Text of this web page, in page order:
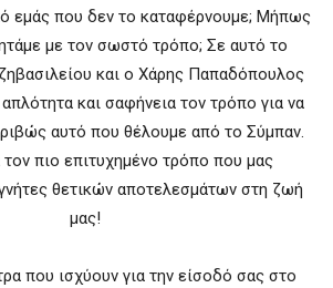
εμάς που δεν το καταφέρνουμε; Μήπως
με τον σωστό τρόπο; Σε αυτό το
και ο Χάρης Παπαδόπουλος
και σαφήνεια τον τρόπο για να
αυτό που θέλουμε από το Σύμπαν.
τον πιο επιτυχημένο τρόπο που μας
θετικών αποτελεσμάτων στη ζωή
μας!
που ισχύουν για την είσοδό σας στο